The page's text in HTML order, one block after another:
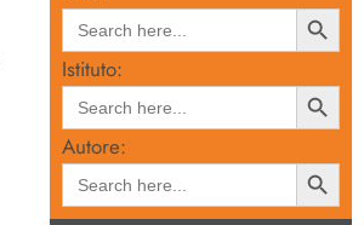
Search
for:
Search
Button
Istituto:
Search
for:
Search
Button
Autore:
Search
for:
Search
Button